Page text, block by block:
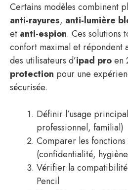
Certains modèles combinent
anti-rayures, anti-lumière
et anti-espion. Ces solutions
confort maximal et répondent
des utilisateurs d’ipad proen
protection pour une
sécurisée.
Définir l’usage
professionnel, familial)
Comparer les
(confidentialité,
Vérifier la
Pencil